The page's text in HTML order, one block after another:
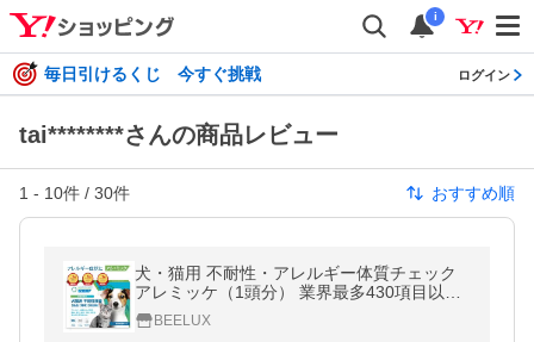
i
毎日引けるくじ 今すぐ挑戦 ログイン
tai********さんの商品レビュー
1 - 10件 / 30件 おすすめ順
犬・猫用 不耐性・アレルギー体質チェック
アレミッケ（1頭分） 業界最多430項目以上
｜犬・猫対応｜体毛を送るだけ｜食事選びの
参考に
BEELUX